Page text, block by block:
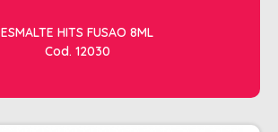
ESMALTE HITS FUSAO 8ML
Cod. 12030